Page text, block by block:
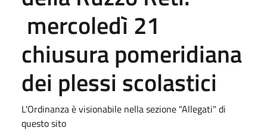
mercoledì 21
chiusura pomeridiana
dei plessi scolastici
L'Ordinanza è visionabile nella sezione "Allegati" di
questo sito